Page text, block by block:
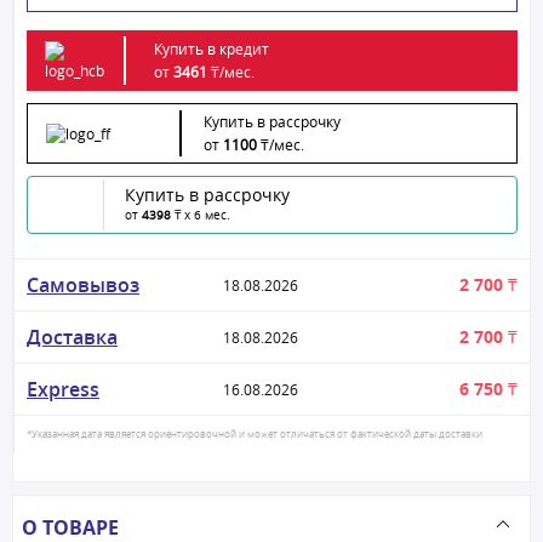
Купить в кредит
от3461 ₸/мес.
Купить в рассрочку
от 1100₸/мес.
Купить в рассрочку
от 4398 ₸ x 6 мес.
Самовывоз 18.08.2026 2 700 ₸
Доставка 18.08.2026 2 700 ₸
Express 16.08.2026 6 750 ₸
*Указанная дата является ориентировочной и может отличаться от фактической даты доставки
О ТОВАРЕ